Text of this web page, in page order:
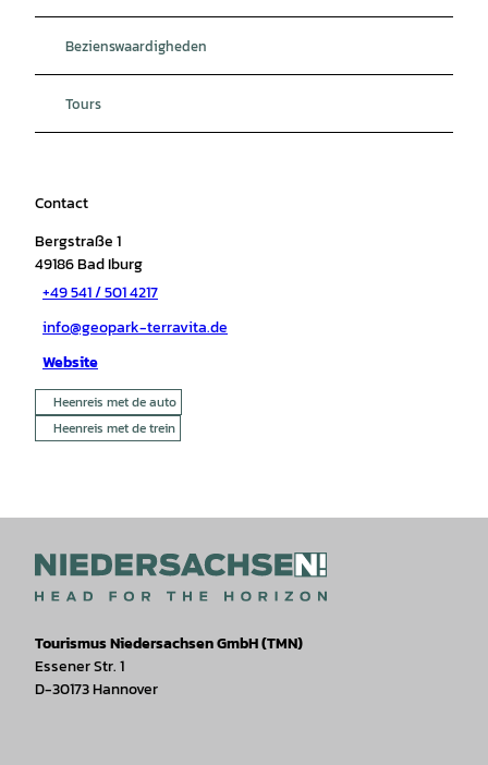
Bezienswaardigheden
Tours
Contact
Bergstraße 1
49186Bad Iburg
+49 541 / 501 4217
info@geopark-terravita.de
Website
Heenreis met de auto
Heenreis met de trein
Tourismus Niedersachsen GmbH (TMN)
Essener Str. 1
D-30173 Hannover